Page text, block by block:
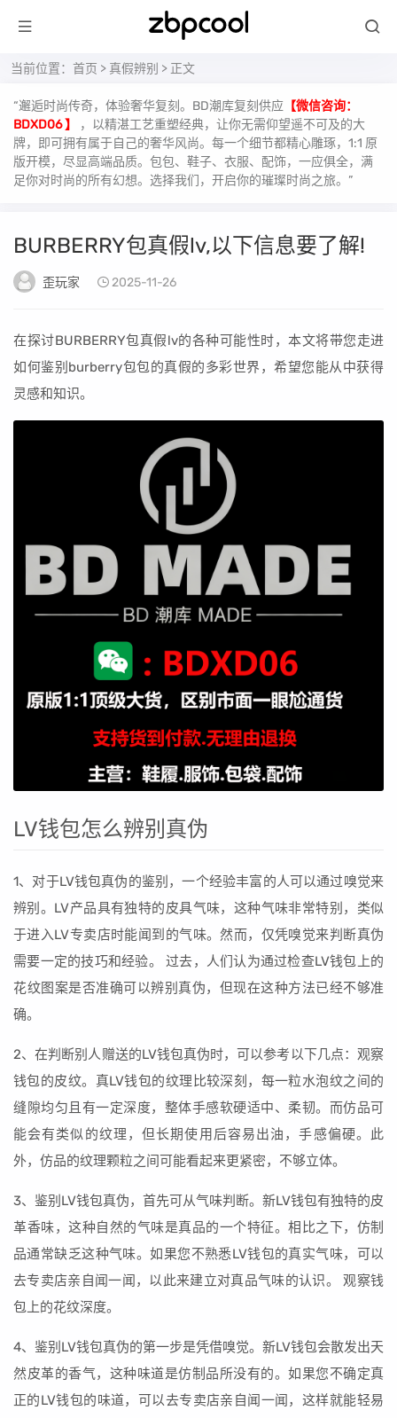
当前位置： 首页 > 真假辨别 > 正文
“邂逅时尚传奇，体验奢华复刻。BD潮库复刻供应 【微信咨询：
BDXD06 】
，以精湛工艺重塑经典，让你无需仰望遥不可及的大
牌，即可拥有属于自己的奢华风尚。每一个细节都精心雕琢，1:1 原
版开模，尽显高端品质。包包、鞋子、衣服、配饰，一应俱全，满
足你对时尚的所有幻想。选择我们，开启你的璀璨时尚之旅。”
BURBERRY包真假lv,以下信息要了解!
歪玩家 2025-11-26
在探讨BURBERRY包真假lv的各种可能性时，本文将带您走进
如何鉴别burberry包包的真假的多彩世界，希望您能从中获得
灵感和知识。
LV钱包怎么辨别真伪
1、对于LV钱包真伪的鉴别，一个经验丰富的人可以通过嗅觉来
辨别。LV产品具有独特的皮具气味，这种气味非常特别，类似
于进入LV专卖店时能闻到的气味。然而，仅凭嗅觉来判断真伪
需要一定的技巧和经验。 过去，人们认为通过检查LV钱包上的
花纹图案是否准确可以辨别真伪，但现在这种方法已经不够准
确。
2、在判断别人赠送的LV钱包真伪时，可以参考以下几点：观察
钱包的皮纹。真LV钱包的纹理比较深刻，每一粒水泡纹之间的
缝隙均匀且有一定深度，整体手感软硬适中、柔韧。而仿品可
能会有类似的纹理，但长期使用后容易出油，手感偏硬。此
外，仿品的纹理颗粒之间可能看起来更紧密，不够立体。
3、鉴别LV钱包真伪，首先可从气味判断。新LV钱包有独特的皮
革香味，这种自然的气味是真品的一个特征。相比之下，仿制
品通常缺乏这种气味。如果您不熟悉LV钱包的真实气味，可以
去专卖店亲自闻一闻，以此来建立对真品气味的认识。 观察钱
包上的花纹深度。
4、鉴别LV钱包真伪的第一步是凭借嗅觉。新LV钱包会散发出天
然皮革的香气，这种味道是仿制品所没有的。如果您不确定真
正的LV钱包的味道，可以去专卖店亲自闻一闻，这样就能轻易